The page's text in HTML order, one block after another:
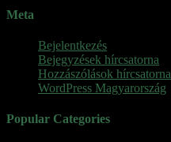
Meta
Bejelentkezés
Bejegyzések hírcsatorna
Hozzászólások hírcsatorna
WordPress Magyarország
Popular Categories